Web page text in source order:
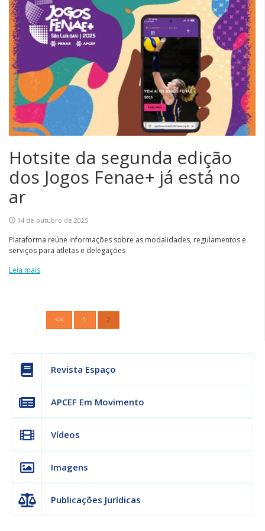
Hotsite da segunda edição
dos Jogos Fenae+ já está no
ar
14 de outubro de 2025
Plataforma reúne informações sobre as modalidades, regulamentos e
serviços para atletas e delegações
Leia mais
<< 1 2
Revista Espaço
APCEF Em Movimento
Vídeos
Imagens
Publicações Jurídicas